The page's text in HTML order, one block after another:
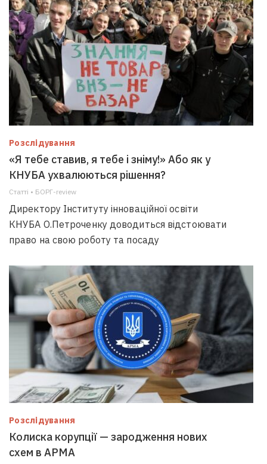
Розслідування
«Я тебе ставив, я тебе і зніму!» Або як у
КНУБА ухвалюються рішення?
Статті • БОРГ-review
Директору Інституту інноваційної освіти
КНУБА О.Петроченку доводиться відстоювати
право на свою роботу та посаду
Розслідування
Колиска корупції — зародження нових
схем в АРМА